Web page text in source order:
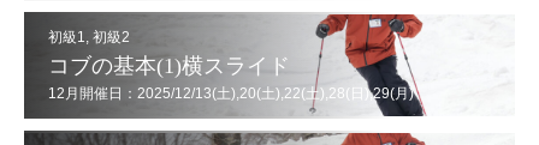
初級1 初級2
コブの基本(1)横スライド
12月開催日：2025/12/13(土),20(土),22(土),28(日),29(月)